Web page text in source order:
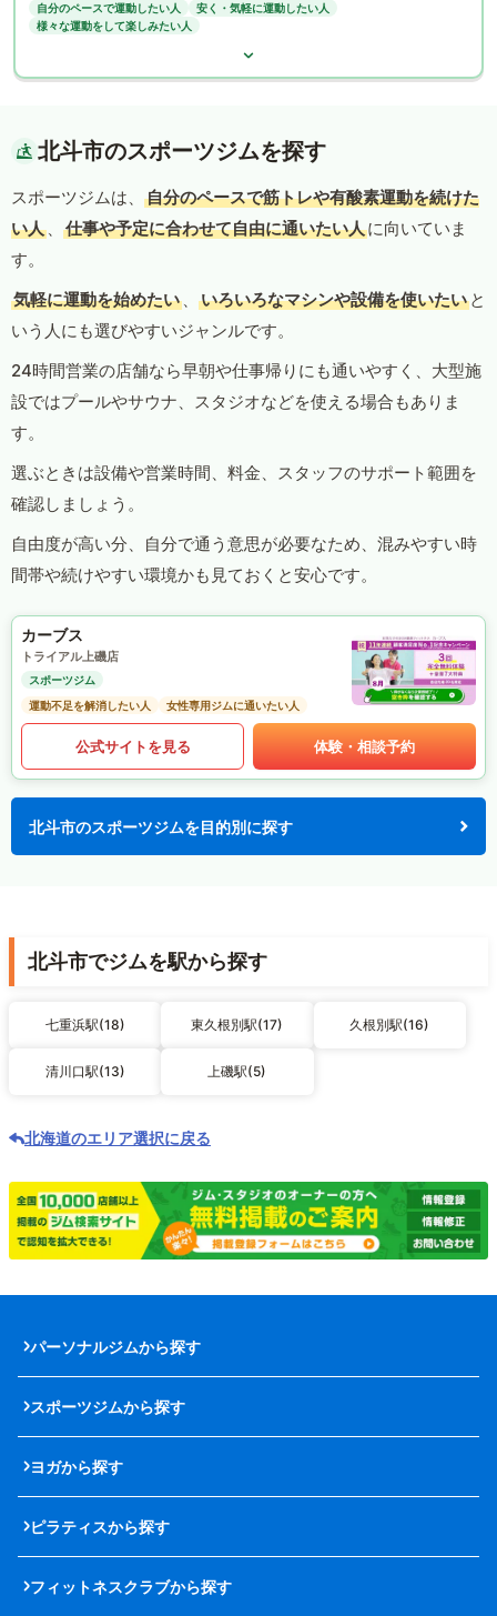
自分のペースで運動したい人
安く・気軽に運動したい人
様々な運動をして楽しみたい人
北斗市のスポーツジムを探す
スポーツジムは、
自分のペースで筋トレや有酸素運動を続けた
い人 、 仕事や予定に合わせて自由に通いたい人に向いていま
す。
気軽に運動を始めたい 、 いろいろなマシンや設備を使いたい と
いう人にも選びやすいジャンルです。
24時間営業の店舗なら早朝や仕事帰りにも通いやすく、大型施
設ではプールやサウナ、スタジオなどを使える場合もありま
す。
選ぶときは設備や営業時間、料金、スタッフのサポート範囲を
確認しましょう。
自由度が高い分、自分で通う意思が必要なため、混みやすい時
間帯や続けやすい環境かも見ておくと安心です。
カーブス
トライアル上磯店
スポーツジム
運動不足を解消したい人
女性専用ジムに通いたい人
公式サイトを見る 体験・相談予約
北斗市のスポーツジムを目的別に探す
北斗市でジムを駅から探す
七重浜駅(18) 東久根別駅(17) 久根別駅(16)
清川口駅(13) 上磯駅(5)
北海道のエリア選択に戻る
パーソナルジムから探す
スポーツジムから探す
ヨガから探す
ピラティスから探す
フィットネスクラブから探す